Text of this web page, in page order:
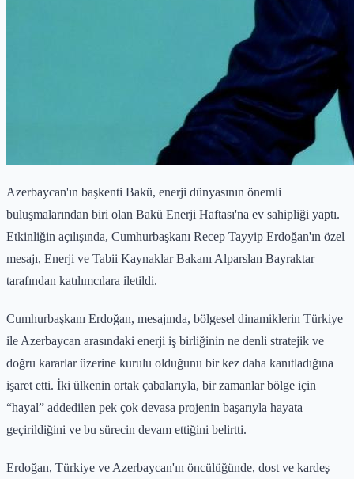
Azerbaycan'ın başkenti Bakü, enerji dünyasının önemli
buluşmalarından biri olan Bakü Enerji Haftası'na ev sahipliği yaptı.
Etkinliğin açılışında, Cumhurbaşkanı Recep Tayyip Erdoğan'ın özel
mesajı, Enerji ve Tabii Kaynaklar Bakanı Alparslan Bayraktar
tarafından katılımcılara iletildi.
Cumhurbaşkanı Erdoğan, mesajında, bölgesel dinamiklerin Türkiye
ile Azerbaycan arasındaki enerji iş birliğinin ne denli stratejik ve
doğru kararlar üzerine kurulu olduğunu bir kez daha kanıtladığına
işaret etti. İki ülkenin ortak çabalarıyla, bir zamanlar bölge için
“hayal” addedilen pek çok devasa projenin başarıyla hayata
geçirildiğini ve bu sürecin devam ettiğini belirtti.
Erdoğan, Türkiye ve Azerbaycan'ın öncülüğünde, dost ve kardeş